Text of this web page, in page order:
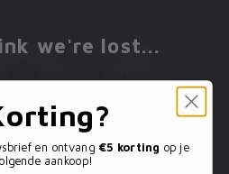
we're lost...
met winkelen
en ontvang €5 korting op je
aankoop!